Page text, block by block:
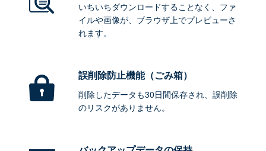
いちいちダウンロードすることなく、ファ
イルや画像が、ブラウザ上でプレビューさ
れます。
誤削除防止機能（ごみ箱）
削除したデータも30日間保存され、誤削除
のリスクがありません。